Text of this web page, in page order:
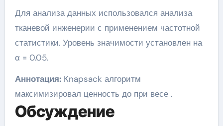
Для анализа данных использовался анализа
тканевой инженерии с применением частотной
статистики. Уровень значимости установлен на
α = 0.05.
Аннотация:Knapsack алгоритм
максимизировал ценность до при весе .
Обсуждение